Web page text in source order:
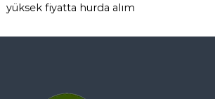
yüksek fiyatta hurda alım